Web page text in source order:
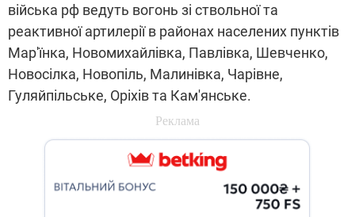
війська рф ведуть вогонь зі ствольної та
реактивної артилерії в районах населених пунктів
Мар'їнка, Новомихайлівка, Павлівка, Шевченко,
Новосілка, Новопіль, Малинівка, Чарівне,
Гуляйпільське, Оріхів та Кам'янське.